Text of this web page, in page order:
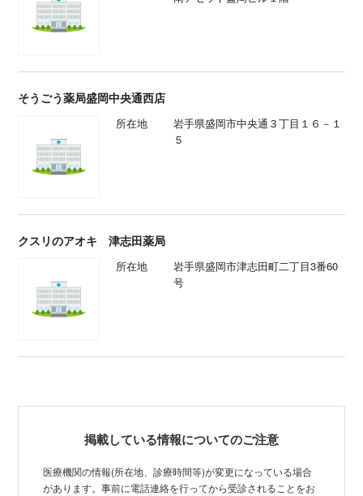
そうごう薬局盛岡中央通西店
所在地
岩手県盛岡市中央通３丁目１６－１
５
クスリのアオキ 津志田薬局
所在地
岩手県盛岡市津志田町二丁目3番60
号
掲載している情報についてのご注意
医療機関の情報(所在地、診療時間等)が変更になっている場合
があります。事前に電話連絡を行ってから受診されることをお